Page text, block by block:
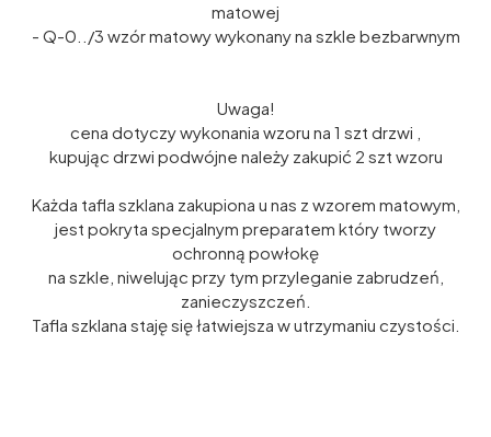
matowej
- Q-0../3 wzór matowy wykonany na szkle bezbarwnym
Uwaga!
cena dotyczy wykonania wzoru na 1 szt drzwi ,
kupując drzwi podwójne należy zakupić 2 szt wzoru
Każda tafla szklana zakupiona u nas z wzorem matowym,
jest pokryta specjalnym preparatem który tworzy
ochronną powłokę
na szkle, niwelując przy tym przyleganie zabrudzeń,
zanieczyszczeń.
Tafla szklana staję się łatwiejsza w utrzymaniu czystości.